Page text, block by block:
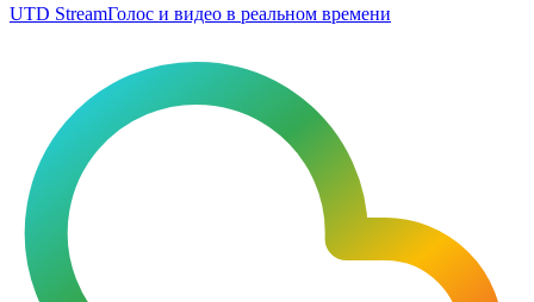
UTD StreamГолос и видео в реальном времени